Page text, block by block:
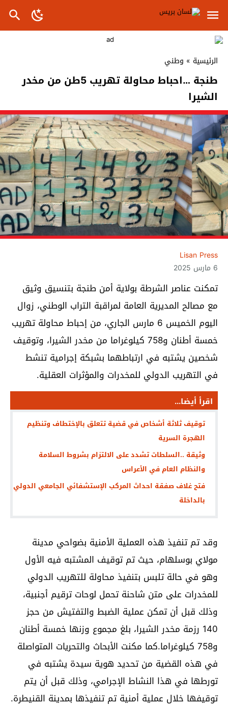
الرئيسية » وطني
طنجة …احباط محاولة تهريب 5طن من مخدر
الشيرا
Lisan Press
6 مارس 2025
تمكنت عناصر الشرطة بولاية أمن طنجة بتنسيق وثيق
مع مصالح المديرية العامة لمراقبة التراب الوطني، زوال
اليوم الخميس 6 مارس الجاري، من إحباط محاولة تهريب
خمسة أطنان و758 كيلوغراما من مخدر الشيرا، وتوقيف
شخصين يشتبه في ارتباطهما بشبكة إجرامية تنشط
في التهريب الدولي للمخدرات والمؤثرات العقلية.
اقرأ أيضا...
توقيف ثلاثة أشخاص في قضية تتعلق بالإختطاف وتنظيم
الهجرة السرية
وثيقة ..السلطات تشدد على الالتزام بشروط السلامة
والنظام العام في الأعراس
فتح غلاف صفقة احداث المركب الإستشفائي الجامعي الدولي
بالداخلة
وقد تم تنفيذ هذه العملية الأمنية بضواحي مدينة
مولاي بوسلهام، حيث تم توقيف المشتبه فيه الأول
وهو في حالة تلبس بتنفيذ محاولة للتهريب الدولي
للمخدرات على متن شاحنة تحمل لوحات ترقيم أجنبية،
وذلك قبل أن تمكن عملية الضبط والتفتيش من حجز
140 رزمة مخدر الشيرا، بلغ مجموع وزنها خمسة أطنان
و758 كيلوغراما.كما مكنت الأبحاث والتحريات المتواصلة
في هذه القضية من تحديد هوية سيدة يشتبه في
تورطها في هذا النشاط الإجرامي، وذلك قبل أن يتم
توقيفها خلال عملية أمنية تم تنفيذها بمدينة القنيطرة.